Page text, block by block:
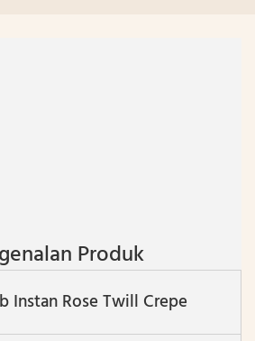
Produk
Instan Rose Twill Crepe